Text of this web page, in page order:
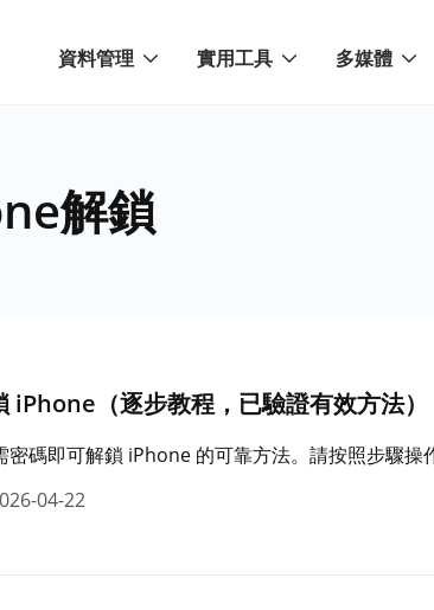
資料管理 實用工具 多媒體
解鎖
iPhone（逐步教程，已驗證有效方法）
碼即可解鎖 iPhone 的可靠方法。請按照步驟操
04-22